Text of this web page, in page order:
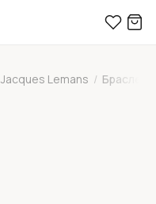
Jacques Lemans / Браслет